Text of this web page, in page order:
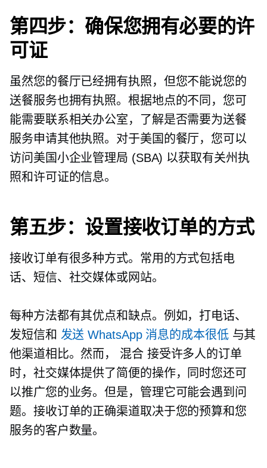
第四步：确保您拥有必要的许
可证
虽然您的餐厅已经拥有执照，但您不能说您的
送餐服务也拥有执照。根据地点的不同，您可
能需要联系相关办公室，了解是否需要为送餐
服务申请其他执照。对于美国的餐厅，您可以
访问美国小企业管理局 (SBA) 以获取有关州执
照和许可证的信息。
第五步：设置接收订单的方式
接收订单有很多种方式。常用的方式包括电
话、短信、社交媒体或网站。
每种方法都有其优点和缺点。例如，打电话、
发短信和 发送 WhatsApp 消息的成本很低与其
他渠道相比。然而， 混合接受许多人的订单
时，社交媒体提供了简便的操作，同时您还可
以推广您的业务。但是，管理它可能会遇到问
题。接收订单的正确渠道取决于您的预算和您
服务的客户数量。